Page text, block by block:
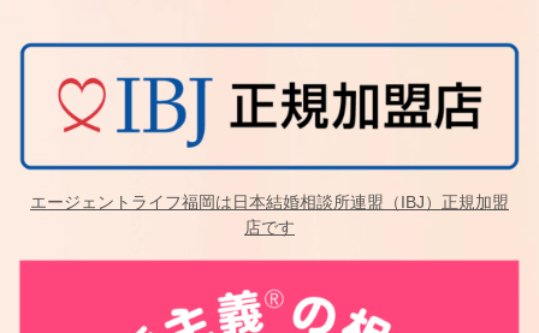
エージェントライフ福岡は日本結婚相談所連盟（IBJ）正規加盟
店です